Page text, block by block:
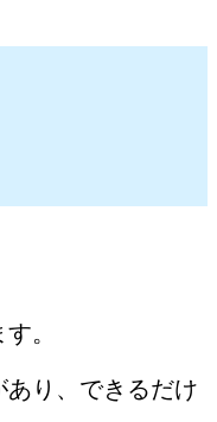
。
り、できるだけ